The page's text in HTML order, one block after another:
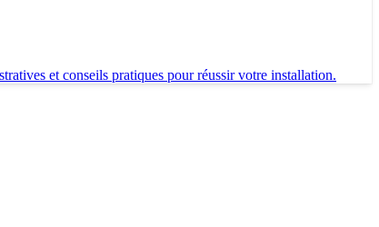
et conseils pratiques pour réussir votre installation.